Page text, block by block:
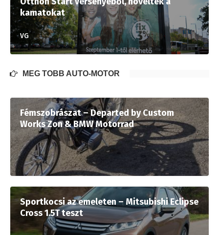
kamatokat
VG
MÉG TÖBB AUTÓ-MOTOR
Fémszobrászat – Departed by Custom
Works Zon & BMW Motorrad
Sportkocsi az emeleten – Mitsubishi Eclipse
Cross 1.5T teszt